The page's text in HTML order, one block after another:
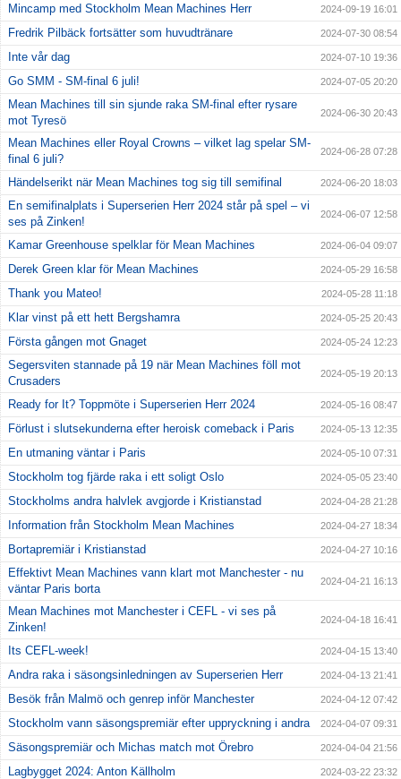
Mincamp med Stockholm Mean Machines Herr 2024-09-19 16:01
Fredrik Pilbäck fortsätter som huvudtränare 2024-07-30 08:54
Inte vår dag 2024-07-10 19:36
Go SMM - SM-final 6 juli! 2024-07-05 20:20
Mean Machines till sin sjunde raka SM-final efter rysare
mot Tyresö
2024-06-30 20:43
Mean Machines eller Royal Crowns – vilket lag spelar SM-
final 6 juli?
2024-06-28 07:28
Händelserikt när Mean Machines tog sig till semifinal 2024-06-20 18:03
En semifinalplats i Superserien Herr 2024 står på spel – vi
ses på Zinken!
2024-06-07 12:58
Kamar Greenhouse spelklar för Mean Machines 2024-06-04 09:07
Derek Green klar för Mean Machines 2024-05-29 16:58
Thank you Mateo! 2024-05-28 11:18
Klar vinst på ett hett Bergshamra 2024-05-25 20:43
Första gången mot Gnaget 2024-05-24 12:23
Segersviten stannade på 19 när Mean Machines föll mot
Crusaders
2024-05-19 20:13
Ready for It? Toppmöte i Superserien Herr 2024 2024-05-16 08:47
Förlust i slutsekunderna efter heroisk comeback i Paris 2024-05-13 12:35
En utmaning väntar i Paris 2024-05-10 07:31
Stockholm tog fjärde raka i ett soligt Oslo 2024-05-05 23:40
Stockholms andra halvlek avgjorde i Kristianstad 2024-04-28 21:28
Information från Stockholm Mean Machines 2024-04-27 18:34
Bortapremiär i Kristianstad 2024-04-27 10:16
Effektivt Mean Machines vann klart mot Manchester - nu
väntar Paris borta
2024-04-21 16:13
Mean Machines mot Manchester i CEFL - vi ses på
Zinken!
2024-04-18 16:41
Its CEFL-week! 2024-04-15 13:40
Andra raka i säsongsinledningen av Superserien Herr 2024-04-13 21:41
Besök från Malmö och genrep inför Manchester 2024-04-12 07:42
Stockholm vann säsongspremiär efter uppryckning i andra 2024-04-07 09:31
Säsongspremiär och Michas match mot Örebro 2024-04-04 21:56
Lagbygget 2024: Anton Källholm 2024-03-22 23:32